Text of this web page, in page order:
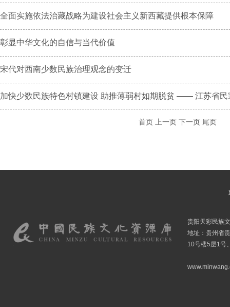
全面实施依法治藏战略为建设社会主义新西藏提供根本保障
彰显中华文化的自信与当代价值
宋代对西南少数民族治理观念的变迁
加快少数民族特色村镇建设 助推薄弱村如期脱贫 —— 江苏省民
首页 上一页 下一页 尾页
贵阳天彩民族
地址：贵州省
10号楼5层1号